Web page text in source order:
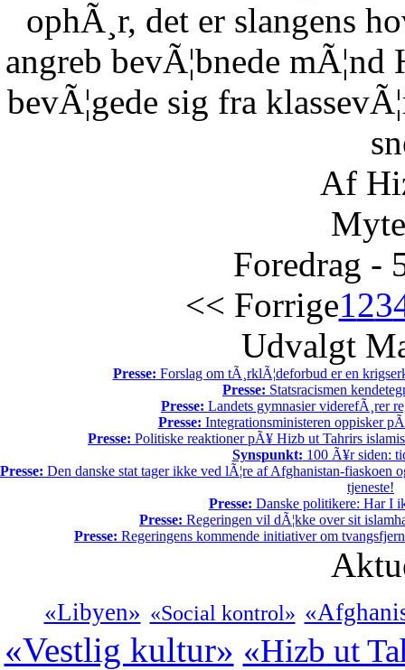
ophÃ¸r, det er slangens
angreb bevÃ¦bnede
bevÃ¦gede sig fra
Af
Foredrag -
<< Forrige123
Udvalgt
Presse: Forslag om tÃ¸rklÃ¦deforbud er en
Presse: Statsracismen
Presse: Landets gymnasier viderefÃ¸rer
Presse: Integrationsministeren oppisker
Presse: Politiske reaktioner pÃ¥ Hizb ut Tahrirs
Synspunkt: 100 Ã¥r siden:
Presse: Den danske stat tager ikke ved lÃ¦re af Afghanistan-
tjeneste!
Presse: Danske politikere: Har I
Presse: Regeringen vil dÃ¦kke over sit
Presse: Regeringens kommende initiativer om
«Libyen» «Social kontrol»
«Vestlig kultur» «Hizb ut